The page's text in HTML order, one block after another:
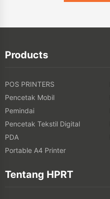
Products
POS PRINTERS
Pencetak Mobil
Pemindai
Pencetak Tekstil Digital
PDA
Portable A4 Printer
Tentang HPRT